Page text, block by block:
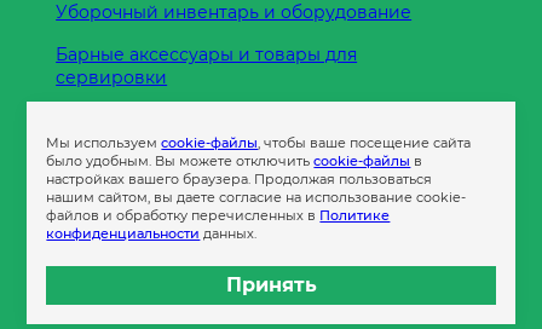
Уборочный инвентарь и оборудование
Барные аксессуары и товары для
сервировки
Пленка
Пакеты и сумки
Контейнеры
Бумага офисная
Мы используемcookie-файлы, чтобы ваше посещение сайта
было удобным. Вы можете отключитьcookie-файлы в
настройках вашего браузера. Продолжая пользоваться
нашим сайтом, вы даете согласие на использование cookie-
файлов и обработку перечисленных в Политике
конфиденциальности данных.
Принять